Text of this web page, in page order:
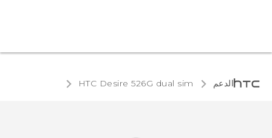
الدعم HTC Desire 526G dual sim‎